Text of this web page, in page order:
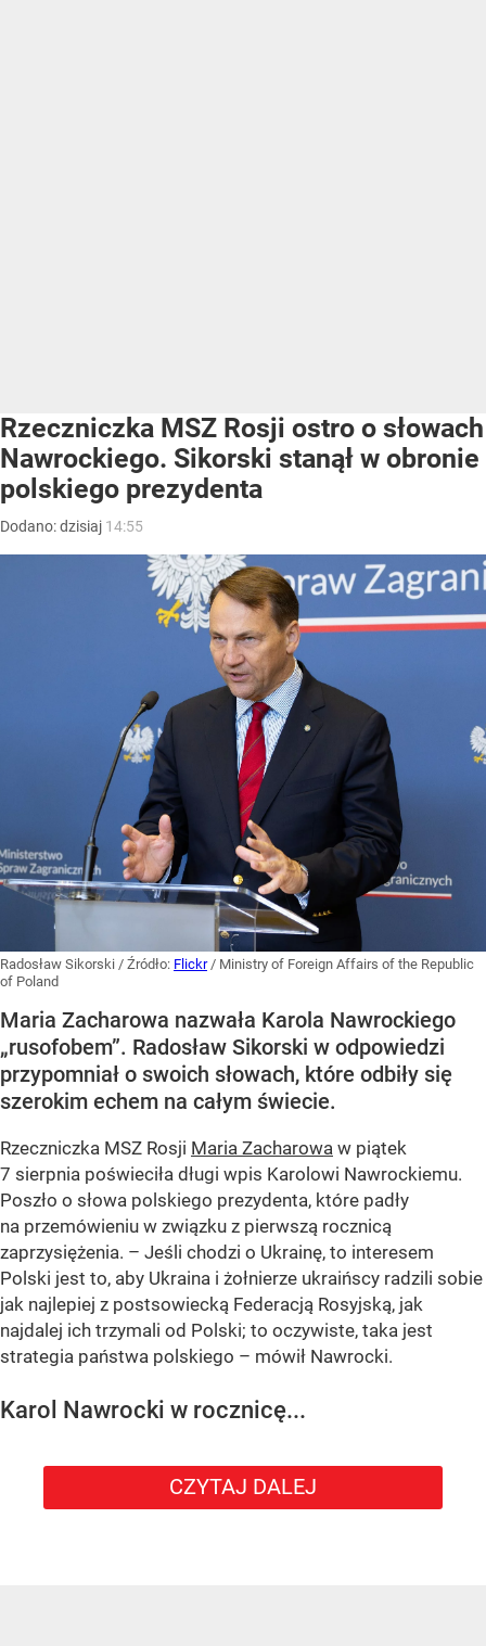
Rzeczniczka MSZ Rosji ostro o słowach
Nawrockiego. Sikorski stanął w obronie
polskiego prezydenta
Dodano:dzisiaj 14:55
Radosław Sikorski / Źródło: Flickr / Ministry of Foreign Affairs of the Republic
of Poland
Maria Zacharowa nazwała Karola Nawrockiego
„rusofobem”. Radosław Sikorski w odpowiedzi
przypomniał o swoich słowach, które odbiły się
szerokim echem na całym świecie.
Rzeczniczka MSZ Rosji Maria Zacharowa w piątek
7 sierpnia poświeciła długi wpis Karolowi Nawrockiemu.
Poszło o słowa polskiego prezydenta, które padły
na przemówieniu w związku z pierwszą rocznicą
zaprzysiężenia. – Jeśli chodzi o Ukrainę, to interesem
Polski jest to, aby Ukraina i żołnierze ukraińscy radzili sobie
jak najlepiej z postsowiecką Federacją Rosyjską, jak
najdalej ich trzymali od Polski; to oczywiste, taka jest
strategia państwa polskiego – mówił Nawrocki.
Karol Nawrocki w rocznicę...
CZYTAJ DALEJ